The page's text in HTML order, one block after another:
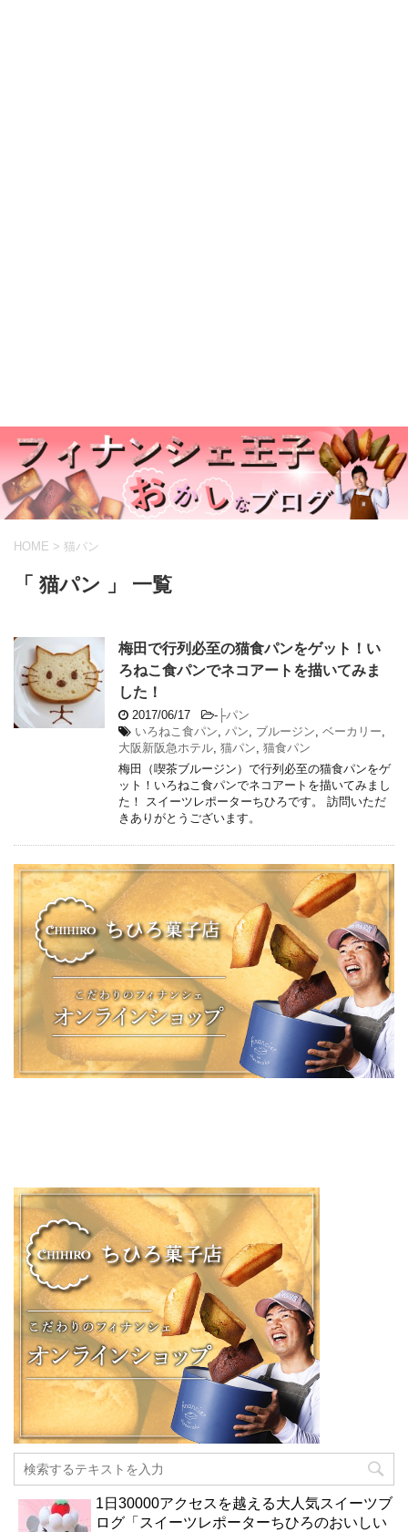
HOME > 猫パン
「 猫パン 」 一覧
梅田で行列必至の猫食パンをゲット！い
ろねこ食パンでネコアートを描いてみま
した！
2017/06/17 - ├パン
いろねこ食パン
パン ブルージン ベーカリー
大阪新阪急ホテル 猫パン 猫食パン
梅田（喫茶ブルージン）で行列必至の猫食パンをゲ
ット！いろねこ食パンでネコアートを描いてみまし
た！ スイーツレポーターちひろです。 訪問いただ
きありがとうございます。
1日30000アクセスを越える大人気スイーツブ
ログ「スイーツレポーターちひろのおいしい